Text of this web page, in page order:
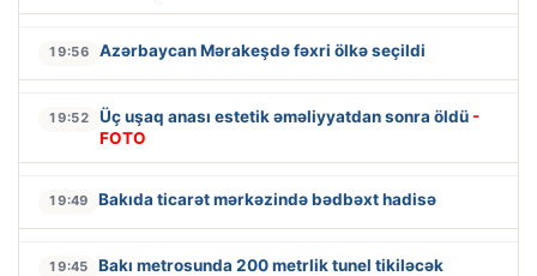
19:56 Azərbaycan Mərakeşdə fəxri ölkə seçildi
19:52 Üç uşaq anası estetik əməliyyatdan sonra öldü -
FOTO
19:49 Bakıda ticarət mərkəzində bədbəxt hadisə
19:45 Bakı metrosunda 200 metrlik tunel tikiləcək